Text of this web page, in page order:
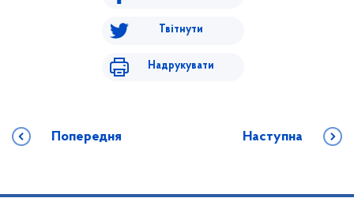
Твітнути
Надрукувати
Попередня Наступна